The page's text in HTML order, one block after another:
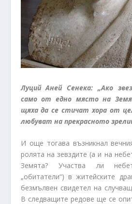
Луций Аней Сенека: „Ако
само от едно място на
щяха да се стичат хора от
любуват на прекрасното
И още тогава възникнал
ролята на зевздите (а и на
Земята? Участва ли
„обитатели“) в житейските
безмълвен свидетел на
В следващите редове ще се